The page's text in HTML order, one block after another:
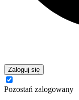
Zaloguj się
Pozostań zalogowany